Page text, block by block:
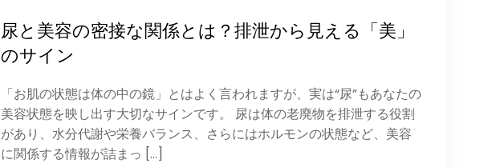
尿と美容の密接な関係とは？排泄から見える「美」
のサイン
「お肌の状態は体の中の鏡」とはよく言われますが、実は“尿”もあなたの
美容状態を映し出す大切なサインです。 尿は体の老廃物を排泄する役割
があり、水分代謝や栄養バランス、さらにはホルモンの状態など、美容
に関係する情報が詰まっ […]